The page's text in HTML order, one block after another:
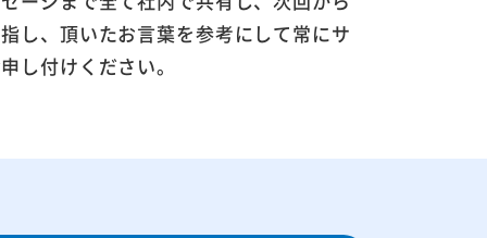
し、頂いたお言葉を参考にして常にサ
し付けください。